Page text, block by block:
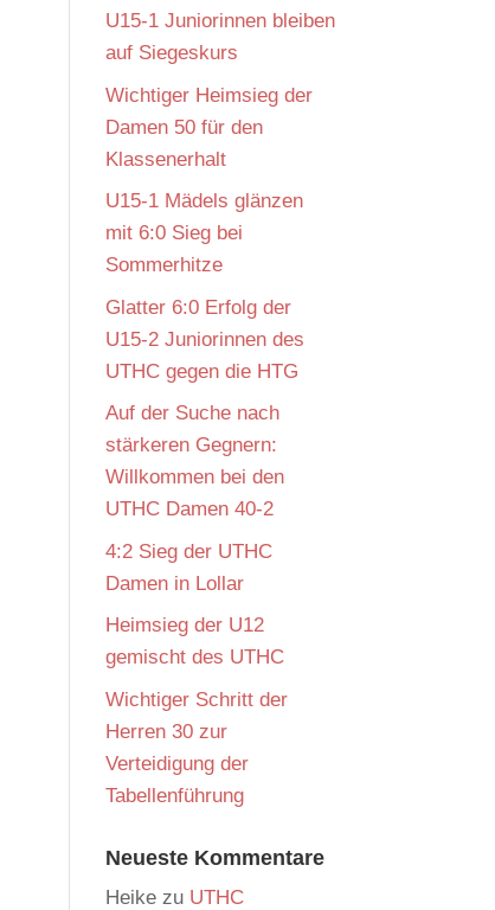
U15-1 Juniorinnen bleiben
auf Siegeskurs
Wichtiger Heimsieg der
Damen 50 für den
Klassenerhalt
U15-1 Mädels glänzen
mit 6:0 Sieg bei
Sommerhitze
Glatter 6:0 Erfolg der
U15-2 Juniorinnen des
UTHC gegen die HTG
Auf der Suche nach
stärkeren Gegnern:
Willkommen bei den
UTHC Damen 40-2
4:2 Sieg der UTHC
Damen in Lollar
Heimsieg der U12
gemischt des UTHC
Wichtiger Schritt der
Herren 30 zur
Verteidigung der
Tabellenführung
Neueste Kommentare
Heike zu UTHC